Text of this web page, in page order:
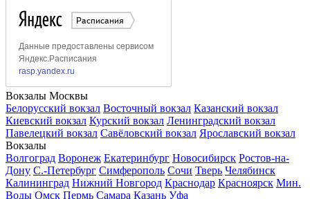
Вокзалы Москвы
Белорусский вокзал Восточный вокзал Казанский вокзал
Киевский вокзал Курский вокзал Ленинградский вокзал
Павелецкий вокзал Савёловский вокзал Ярославский вокзал
Вокзалы
Волгоград Воронеж Екатеринбург Новосибирск Ростов-на-
Дону С.-Петербург Симферополь Сочи Тверь Челябинск
Калининград Нижний Новгород Краснодар Красноярск Мин.
Воды Омск Пермь Самара Казань Уфа